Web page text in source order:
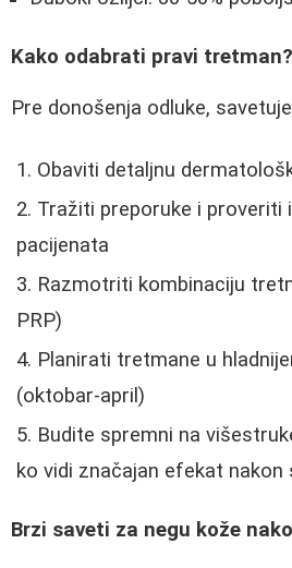
Kako odabrati pravi tretman?
Pre donošenja odluke,
Obaviti detaljnu
Tražiti preporuke i proveriti
pacijenata
Razmotriti kombinaciju
PRP)
Planirati tretmane u
(oktobar-april)
Budite spremni na
ko vidi značajan efekat nakon
Brzi saveti za negu kože